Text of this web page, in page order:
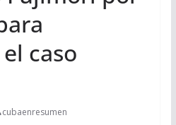
caso
cubaenresumen